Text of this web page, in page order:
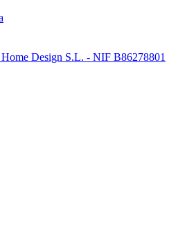
Design S.L. - NIF B86278801